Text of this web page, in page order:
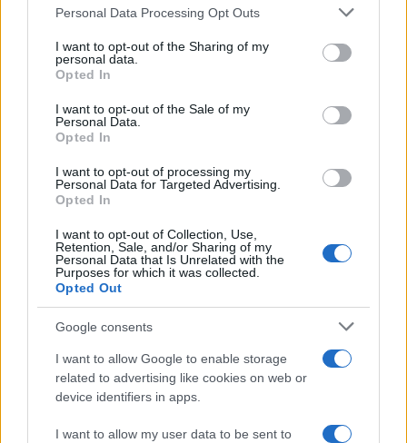
Please note that this website/app uses one or more Google
not limited to your visit or usage behaviour. You may click to
grant or deny consent to Google and its third-party tags to
use your data for below specified purposes in below Google
consent section.
Personal Data Processing Opt Outs
I want to opt-out of the Sharing of my
personal data.
Opted In
I want to opt-out of the Sale of my
Personal Data.
Opted In
I want to opt-out of processing my
Personal Data for Targeted Advertising.
Opted In
I want to opt-out of Collection, Use,
Retention, Sale, and/or Sharing of my
Personal Data that Is Unrelated with the
Purposes for which it was collected.
Opted Out
Google consents
I want to allow Google to enable storage
related to advertising like cookies on web or
device identifiers in apps.
I want to allow my user data to be sent to
Staff